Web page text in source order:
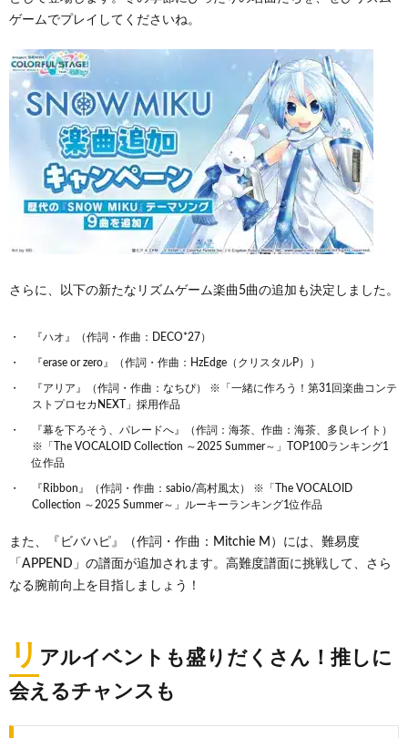
ゲームでプレイしてくださいね。
さらに、以下の新たなリズムゲーム楽曲5曲の追加も決定しました。
『ハオ』（作詞・作曲：DECO*27）
『erase or zero』（作詞・作曲：HzEdge（クリスタルP））
『アリア』（作詞・作曲：なちぴ） ※「一緒に作ろう！第31回楽曲コンテ
ストプロセカNEXT」採用作品
『幕を下ろそう、パレードへ』（作詞：海茶、作曲：海茶、多良レイト）
※「The VOCALOID Collection ～2025 Summer～」TOP100ランキング1
位作品
『Ribbon』（作詞・作曲：︎sabio/高村風太） ※「The VOCALOID
Collection ～2025 Summer～」ルーキーランキング1位作品
また、『ビバハピ』（作詞・作曲：Mitchie M）には、難易度
「APPEND」の譜面が追加されます。高難度譜面に挑戦して、さら
なる腕前向上を目指しましょう！
リ アルイベントも盛りだくさん！推しに
会えるチャンスも